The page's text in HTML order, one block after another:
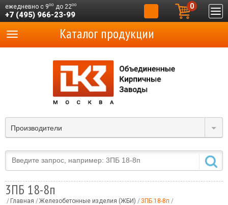
ежедневно с 900 до 2200
+7 (495) 966-23-99
0
Производители
Каталог продукции
3ПБ 18-8п
Главная Железобетонные изделия (ЖБИ) 3ПБ 18-8п